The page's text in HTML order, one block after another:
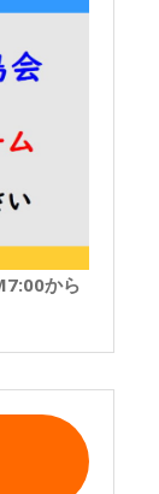
から